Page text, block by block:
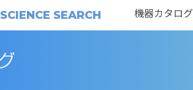
SCIENCE SEARCH 機器カタログ